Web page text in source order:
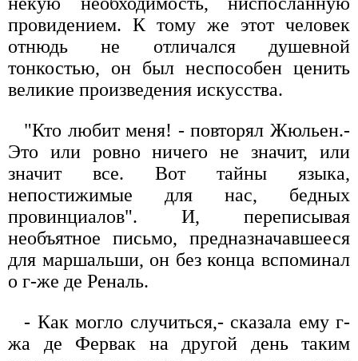
провидением. К тому же этот человек
отнюдь не отличался душевной
тонкостью, он был неспособен ценить
великие произведения искусства.
"Кто любит меня! - повторял Жюльен.-
Это или ровно ничего не значит, или
значит все. Вот тайны языка,
непостижимые для нас, бедных
провинциалов". И, переписывая
необъятное письмо, предназначавшееся
для маршальши, он без конца вспоминал
о г-же де Реналь.
- Как могло случиться,- сказала ему г-
жа де Фервак на другой день таким